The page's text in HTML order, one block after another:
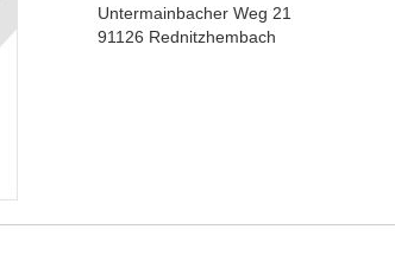
Untermainbacher Weg 21
91126 Rednitzhembach